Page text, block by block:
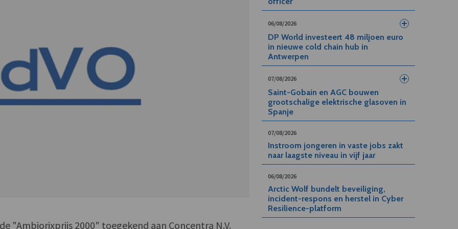
"Ambiorixprijs 2000" toegekend aan Concentra N.V.
06/08/2026
DP World investeert 48 miljoen euro
in nieuwe cold chain hub in
Antwerpen
07/08/2026
Saint-Gobain en AGC bouwen
grootschalige elektrische glasoven in
Spanje
07/08/2026
Instroom jongeren in vaste jobs zakt
naar laagste niveau in vijf jaar
06/08/2026
Arctic Wolf bundelt beveiliging,
incident-respons en herstel in Cyber
Resilience-platform